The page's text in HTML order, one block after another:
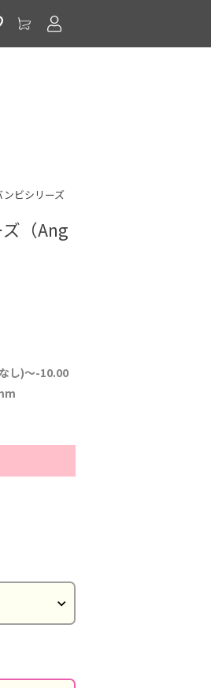
ビシリーズ
（Ang
し)～-10.00